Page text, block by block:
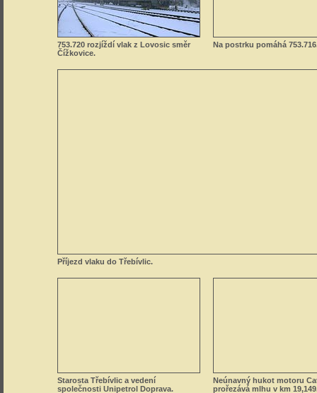
753.720 rozjíždí vlak z Lovosic směr
Čížkovice.
Na postrku pomáhá
Příjezd vlaku do Třebívlic.
Starosta Třebívlic a vedení
společnosti Unipetrol Doprava.
Neúnavný hukot motoru
prořezává mlhu v km